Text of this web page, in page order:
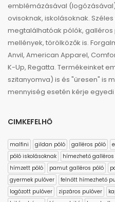
emblémázásával
ovisoknak, iskolásoknak.
megtalálhatóak pólók, galléros
mellények, törölközők is.
Anvil, American Apparel,
K-Up, Regatta. Termékeinket
szitanyomva) is és "üresen" is
mennyiség esetén kérje
CIMKEFELHŐ
malfini gildan póló galléros póló
póló iskolásoknak
hímezhető
hímzett póló
pamut galléros póló
gyermek pulóver
felnőtt hímezhető
logózott pulóver
zipzáros pulóver